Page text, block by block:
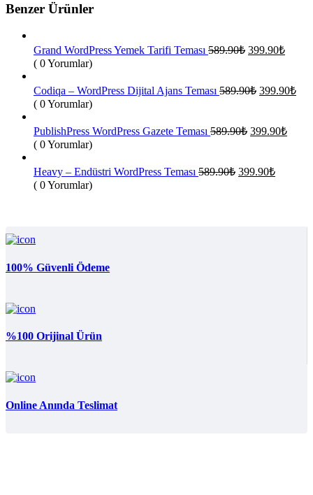
Benzer Ürünler
Grand WordPress Yemek Tarifi Teması 589.90₺ Orijinal
399.90₺Şu
( 0 Yorumlar)
Codiqa – WordPress Dijital Ajans Teması 589.90₺ Orijinal
399.90₺Şu
( 0 Yorumlar)
PublishPress WordPress Gazete Teması 589.90₺ Orijinal
399.90₺Şu
( 0 Yorumlar)
Heavy – Endüstri WordPress Teması 589.90₺ Orijinal
399.90₺Şu
( 0 Yorumlar)
100% Güvenli Ödeme
%100 Orijinal Ürün
Online Anında Teslimat